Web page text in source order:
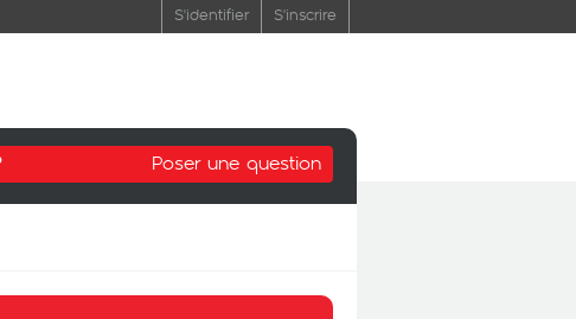
S'identifier S'inscrire
Poser une question